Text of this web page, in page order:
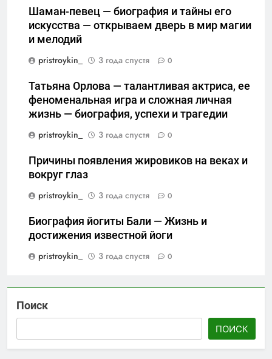
Шаман-певец — биография и тайны его
искусства — открываем дверь в мир магии
и мелодий
pristroykin_
3 года спустя 0
Татьяна Орлова — талантливая актриса, ее
феноменальная игра и сложная личная
жизнь — биография, успехи и трагедии
pristroykin_
3 года спустя 0
Причины появления жировиков на веках и
вокруг глаз
pristroykin_
3 года спустя 0
Биография йогиты Бали — Жизнь и
достижения известной йоги
pristroykin_
3 года спустя 0
Поиск
ПОИСК